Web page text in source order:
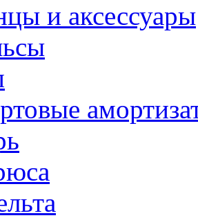
и аксессуары